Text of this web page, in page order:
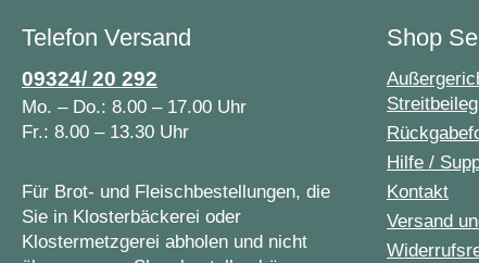
Telefon Versand
09324/ 20 292
Mo. – Do.: 8.00 – 17.00 Uhr
Fr.: 8.00 – 13.30 Uhr
Für Brot- und Fleischbestellungen, die
Sie in Klosterbäckerei oder
Klostermetzgerei abholen und nicht
Shop
Hilfe /
Kontakt
Versand